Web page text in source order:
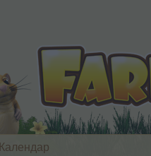
Календар